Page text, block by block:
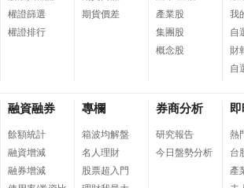
權證篩選
權證排行
期貨價差
產業股
集團股
概念股
我
自
財
自
融資融券
餘額統計
融資增減
融券增減
專欄
箱波均解盤
名人理財
股票超入門
券商分析
研究報告
今日盤勢分析
熱
台
產